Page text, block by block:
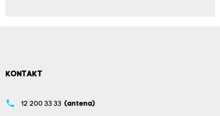
KONTAKT
phone 12 200 33 33 (antena)